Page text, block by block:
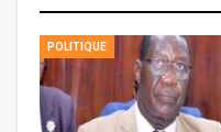
POLITIQUE